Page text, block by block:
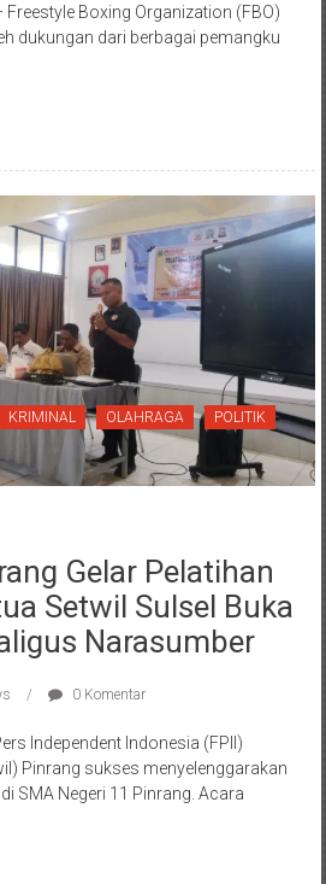
Freestyle Boxing Organization (FBO)
dukungan dari berbagai pemangku
KRIMINAL OLAHRAGA POLITIK
Gelar Pelatihan
Setwil Sulsel Buka
Narasumber
0 Komentar
Independent Indonesia (FPII)
Pinrang sukses menyelenggarakan
SMA Negeri 11 Pinrang. Acara